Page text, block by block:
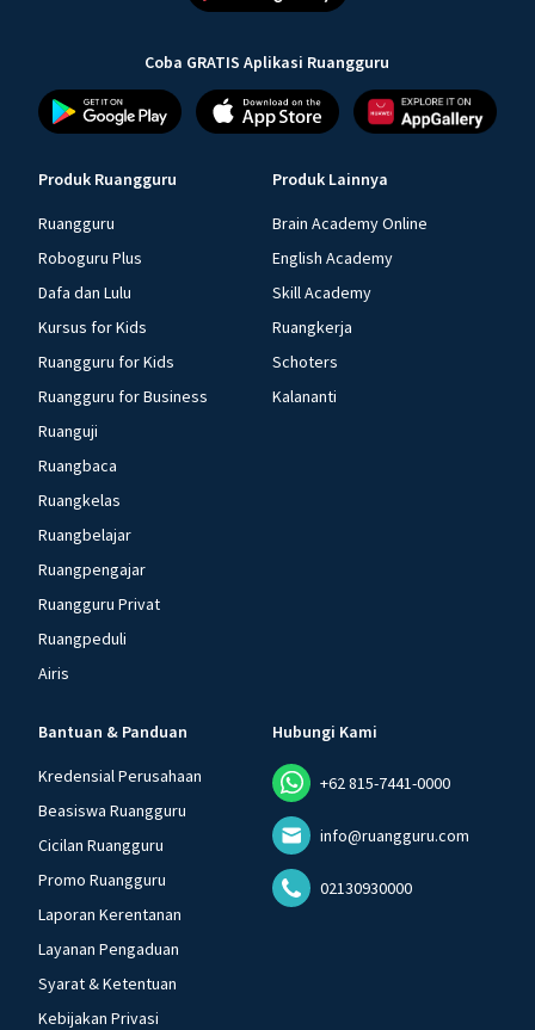
Coba GRATIS Aplikasi Ruangguru
Produk Ruangguru
Ruangguru
Roboguru Plus
Dafa dan Lulu
Kursus for Kids
Ruangguru for Kids
Ruangguru for Business
Ruanguji
Ruangbaca
Ruangkelas
Ruangbelajar
Ruangpengajar
Ruangguru Privat
Ruangpeduli
Airis
Produk Lainnya
Brain Academy Online
English Academy
Skill Academy
Ruangkerja
Schoters
Kalananti
Bantuan & Panduan
Kredensial Perusahaan
Beasiswa Ruangguru
Cicilan Ruangguru
Promo Ruangguru
Laporan Kerentanan
Layanan Pengaduan
Syarat & Ketentuan
Kebijakan Privasi
Hubungi Kami
+62 815-7441-0000
info@ruangguru.com
02130930000